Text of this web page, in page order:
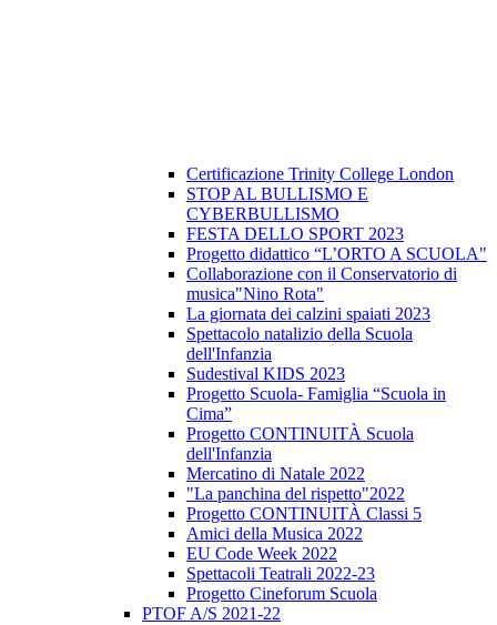
Certificazione Trinity College London
STOP AL BULLISMO E
CYBERBULLISMO
FESTA DELLO SPORT 2023
Progetto didattico “L’ORTO A SCUOLA"
Collaborazione con il Conservatorio di
musica"Nino Rota"
La giornata dei calzini spaiati 2023
Spettacolo natalizio della Scuola
dell'Infanzia
Sudestival KIDS 2023
Progetto Scuola- Famiglia “Scuola in
Cima”
Progetto CONTINUITÀ Scuola
dell'Infanzia
Mercatino di Natale 2022
"La panchina del rispetto"2022
Progetto CONTINUITÀ Classi 5
Amici della Musica 2022
EU Code Week 2022
Spettacoli Teatrali 2022-23
Progetto Cineforum Scuola
PTOF A/S 2021-22